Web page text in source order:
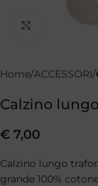
Clicca per
Home ACCESSORI
Calzino
€ 7,00
Calzino lungo
grande 100%